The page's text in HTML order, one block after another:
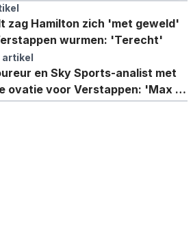
zag Hamilton zich 'met geweld'
wurmen: 'Terecht'
artikel
en Sky Sports-analist met
ovatie voor Verstappen: 'Max is
Max daarin'